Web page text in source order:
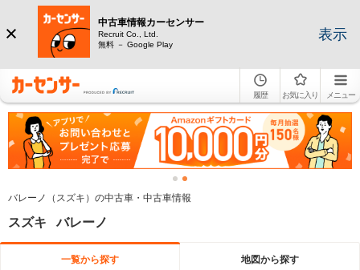
中古車情報カーセンサー
Recruit Co., Ltd.
無料 － Google Play
表示
履歴 お気に入り メニュー
バレーノ（スズキ）の中古車・中古車情報
スズキ バレーノ
一覧から探す 地図から探す